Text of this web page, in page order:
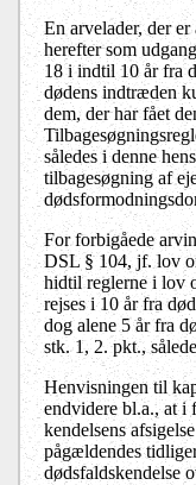
En arvelader, der
herefter som
18 i indtil 10 år fra
dødens indtræden
dem, der har fået
således i denne
tilbagesøgning af
For forbigåede
DSL § 104, jf. lov
hidtil reglerne i lov
rejses i 10 år fra
dog alene 5 år fra
stk. 1, 2. pkt.,
Henvisningen til
endvidere bl.a., at
kendelsens
pågældendes
dødsfaldskendelse